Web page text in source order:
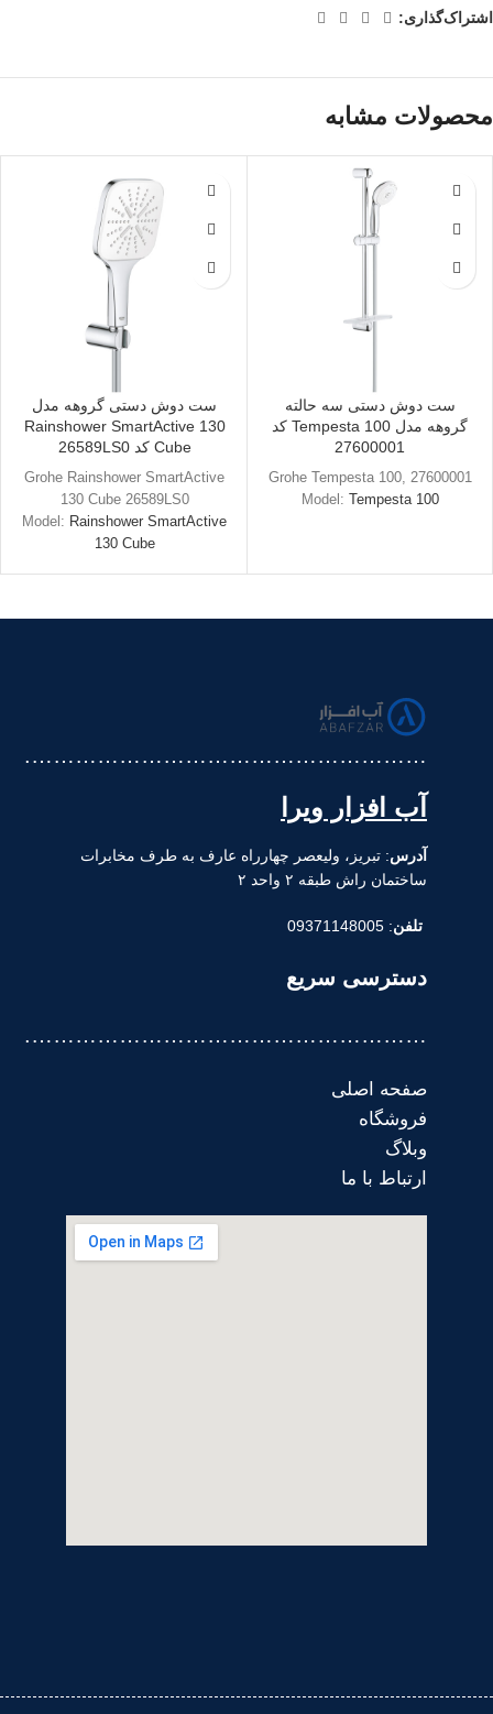
اشتراک‌گذاری:
محصولات مشابه
ست دوش دستی سه حالته
گروهه مدل Tempesta 100 کد
27600001
Grohe Tempesta 100, 27600001
Model: Tempesta 100
ست دوش دستی گروهه مدل
Rainshower SmartActive 130
Cube کد 26589LS0
Grohe Rainshower SmartActive
130 Cube 26589LS0
Model: Rainshower SmartActive
130 Cube
……………………………………………….
آب افزار ویرا
آدرس: تبریز، ولیعصر چهارراه عارف به طرف مخابرات
ساختمان راش طبقه ۲ واحد ۲
تلفن: 09371148005
دسترسی سریع
……………………………………………….
صفحه اصلی
فروشگاه
وبلاگ
ارتباط با ما